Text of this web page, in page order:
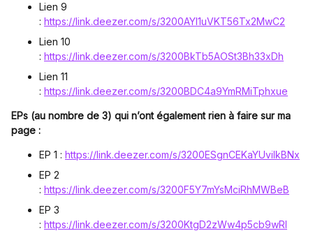
Lien 9
: https://link.deezer.com/s/3200AYI1uVKT56Tx2MwC2
Lien 10
: https://link.deezer.com/s/3200BkTb5AOSt3Bh33xDh
Lien 11
: https://link.deezer.com/s/3200BDC4a9YmRMiTphxue
EPs (au nombre de 3) qui n’ont également rien à faire sur ma
page :
EP 1 : https://link.deezer.com/s/3200ESgnCEKaYUvilkBNx
EP 2
: https://link.deezer.com/s/3200F5Y7mYsMciRhMWBeB
EP 3
: https://link.deezer.com/s/3200KtgD2zWw4p5cb9wRI